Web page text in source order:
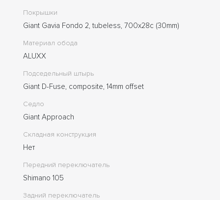
Покрышки
Giant Gavia Fondo 2, tubeless, 700x28c (30mm)
Материал обода
ALUXX
Подседельный штырь
Giant D-Fuse, composite, 14mm offset
Седло
Giant Approach
Складная конструкция
Нет
Передний переключатель
Shimano 105
Задний переключатель